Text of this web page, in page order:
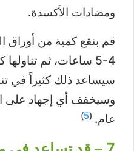
ومضادات الأكسدة.
قم بنقع كمية من أوراق
4-5 ساعات، ثم
سيساعد ذلك كثيراً في
وسيخفف أي إجهاد على
عام. (
5
)